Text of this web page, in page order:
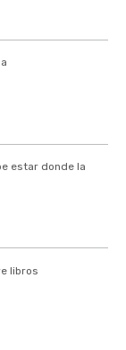
estar donde la
libros